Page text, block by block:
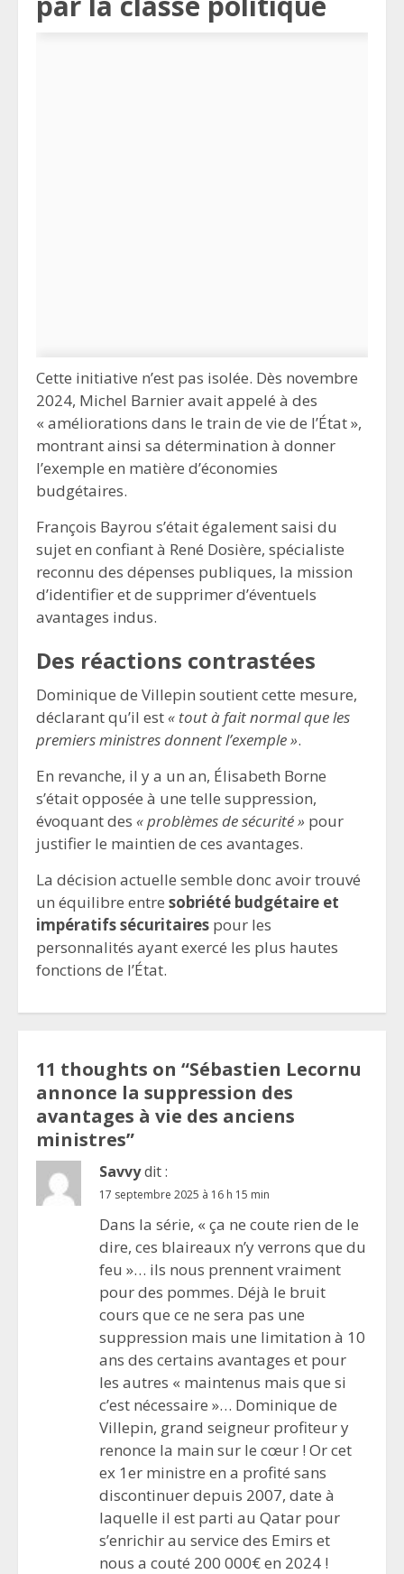
Cette initiative n’est pas isolée. Dès novembre
2024, Michel Barnier avait appelé à des
« améliorations dans le train de vie de l’État »,
montrant ainsi sa détermination à donner
l’exemple en matière d’économies
budgétaires.
François Bayrou s’était également saisi du
sujet en confiant à René Dosière, spécialiste
reconnu des dépenses publiques, la mission
d’identifier et de supprimer d’éventuels
avantages indus.
Des réactions contrastées
Dominique de Villepin soutient cette mesure,
déclarant qu’il est« tout à fait normal que les
premiers ministres donnent l’exemple ».
En revanche, il y a un an, Élisabeth Borne
s’était opposée à une telle suppression,
évoquant des « problèmes de sécurité » pour
justifier le maintien de ces avantages.
La décision actuelle semble donc avoir trouvé
un équilibre entre sobriété budgétaire et
impératifs sécuritaires pour les
personnalités ayant exercé les plus hautes
fonctions de l’État.
11 thoughts on “Sébastien Lecornu
annonce la suppression des
avantages à vie des anciens
ministres”
Savvydit :
17 septembre 2025 à 16 h 15 min
Dans la série, « ça ne coute rien de le
dire, ces blaireaux n’y verrons que du
feu »… ils nous prennent vraiment
pour des pommes. Déjà le bruit
cours que ce ne sera pas une
suppression mais une limitation à 10
ans des certains avantages et pour
les autres « maintenus mais que si
c’est nécessaire »… Dominique de
Villepin, grand seigneur profiteur y
renonce la main sur le cœur ! Or cet
ex 1er ministre en a profité sans
discontinuer depuis 2007, date à
laquelle il est parti au Qatar pour
s’enrichir au service des Emirs et
nous a couté 200 000€ en 2024 !